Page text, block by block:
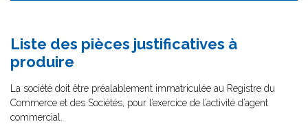
Liste des pièces justificatives à
produire
La société doit être préalablement immatriculée au Registre du
Commerce et des Sociétés, pour l’exercice de l’activité d’agent
commercial.